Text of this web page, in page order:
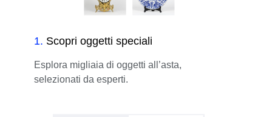
1. Scopri oggetti speciali
Esplora migliaia di oggetti all’asta,
selezionati da esperti.